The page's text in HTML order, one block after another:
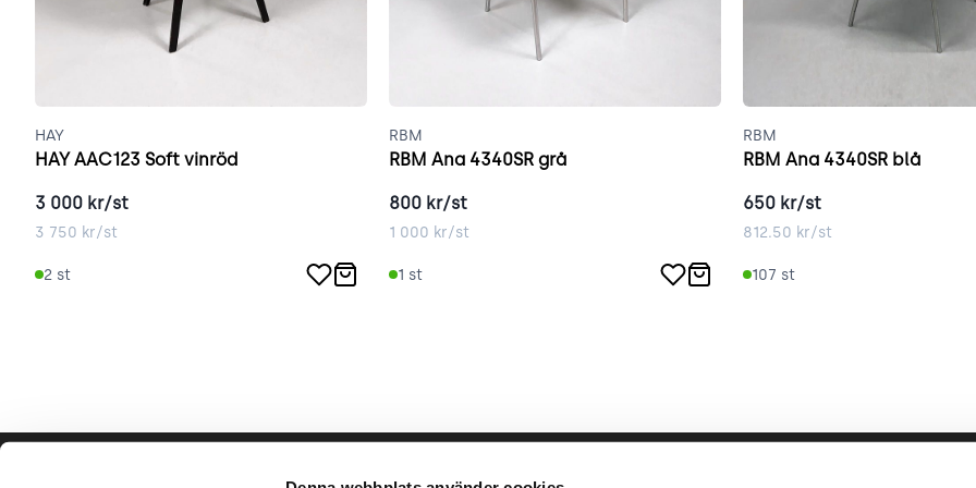
HAY
HAY AAC123 Soft vinröd
3 000 kr/st
3 750 kr/st
2 st
RBM
RBM Ana 4340SR grå
800 kr/st
1 000 kr/st
1 st
RBM
RBM Ana 4340SR blå
650 kr/st
812.50 kr/st
107 st
Hjälp & support Vårt hållbara arbete